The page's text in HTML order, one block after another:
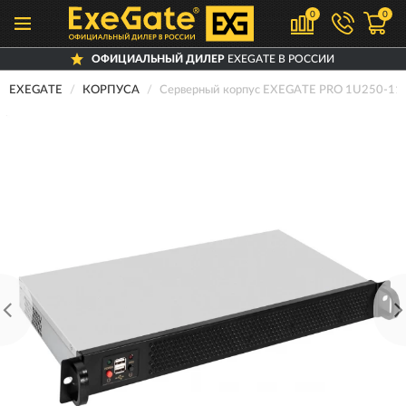
0 0
ОФИЦИАЛЬНЫЙ ДИЛЕРEXEGATE В РОССИИ
EXEGATE КОРПУСА Серверный корпус EXEGATE PRO 1U250-